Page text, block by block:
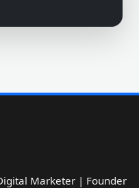
Marketer | Founder